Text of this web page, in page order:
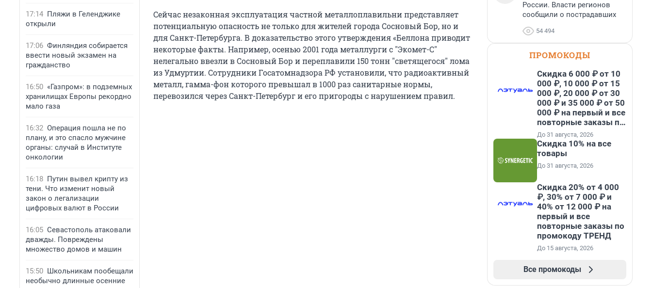
17:14 Пляжи в Геленджике
открыли
17:06 Финляндия собирается
ввести новый экзамен на
гражданство
16:50 «Газпром»: в подземных
хранилищах Европы рекордно
мало газа
16:32 Операция пошла не по
плану, и это спасло мужчине
органы: случай в Институте
онкологии
16:18 Путин вывел крипту из
тени. Что изменит новый
закон о легализации
цифровых валют в России
16:05 Севастополь атаковали
дважды. Повреждены
множество домов и машин
15:50 Школьникам пообещали
необычно длинные осенние
Сейчас незаконная эксплуатация частной металлоплавильни представляет
потенциальную опасность не только для жителей города Сосновый Бор, но и
для Санкт-Петербурга. В доказательство этого утверждения «Беллона приводит
некоторые факты. Например, осенью 2001 года металлурги с "Экомет-С"
нелегально ввезли в Сосновый Бор и переплавили 150 тонн "светящегося" лома
из Удмуртии. Сотрудники Госатомнадзора РФ установили, что радиоактивный
металл, гамма-фон которого превышал в 1000 раз санитарные нормы,
перевозился через Санкт-Петербург и его пригороды с нарушением правил.
России. Власти регионов
сообщили о пострадавших
54 494
ПРОМОКОДЫ
Скидка 6 000 ₽ от 10
000 ₽, 10 000 ₽ от 15
000 ₽, 20 000 ₽ от 30
000 ₽ и 35 000 ₽ от 50
000 ₽ на первый и все
повторные заказы по
промокоду НАБЕРИ
До 31 августа, 2026
Скидка 10% на все
товары
До 31 августа, 2026
Скидка 20% от 4 000
₽, 30% от 7 000 ₽ и
40% от 12 000 ₽ на
первый и все
повторные заказы по
промокоду ТРЕНД
До 15 августа, 2026
Все промокоды